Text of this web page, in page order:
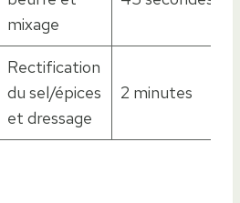
mixage
Rectification
du sel/épices
et dressage
2 minutes